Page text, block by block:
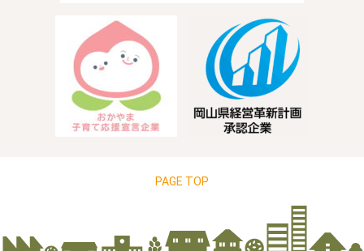
PAGE TOP